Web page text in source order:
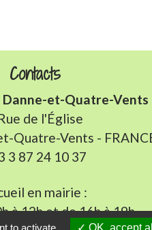
Contacts
Danne-et-Quatre-Vents
de l'Église
Quatre-Vents -
3 87 24 10 37
en mairie :
à 12h et de 16h à 19h
to activate OK, accept all